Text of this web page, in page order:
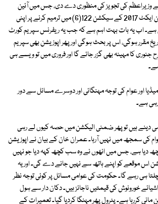
وزیراعظم کی تجویز کی منظوری دے دی، جس میں آئین
میں ترمیم کے بغیر الیکشن ایکٹ 2017 کے سیکشن 122(6) میں ترمیم کرنے پر اپنی
ہے۔ اب یہ بات بہت اہم ہے کہ جب یہ ریفرنس سپریم کورٹ
مقرر ہوگی، اس پر بحث ہوگی اور پھر اپوزیشن بھی سپریم
کا مہینہ بھی گزر جائے گا اور فروری میں تو ویسے ہی
اور عوام کی توجہ مہنگائی اور دوسرے مسائل سے دور
ہے۔
دینے ہیں تو پھر ضمنی الیکشن میں حصہ کیوں لے رہی
کی سمجھ میں نہیں آرہا۔ عمران خان کے بیان نے اپوزیشن
دیا ہے، جس میں انھوں نے وہ سب کچھ کہہ دیا جو نہیں
اس موقعے کو اپنے ہاتھ سے نہیں جانے دے گی۔ اور یہ
ہی رہے گا۔ حکومت کی عوامی مسائل پر کوئی توجہ نظر
خورونوش کی قیمتیں ناجائز ہیں۔ دکان دار سے ہول
مانی کررہا ہے۔ پٹرول پھر مہنگا کردیا گیا۔ تعمیرات کے